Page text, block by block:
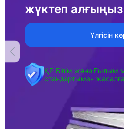
жүктеп алғыңыз
Үлгісін
ҚР Білім және Ғылым
стандартымен